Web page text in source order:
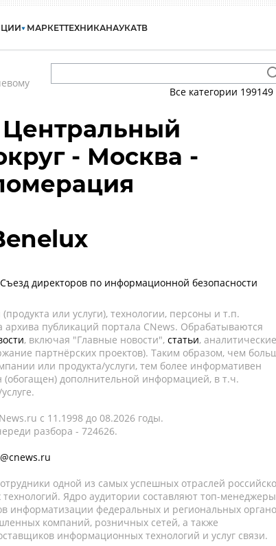
МАРКЕТТЕХНИКАНАУКАТВ
Все категории 199149
- Москва -
директоров по информационной безопасности
или услуги), технологии, персоны и т.п.
архива публикаций портала CNews. Обрабатываются
, включая "Главные новости", статьи, аналитические
партнёрских проектов). Таким образом, чем
или продукта/услуги, тем более информативен
дополнительной информацией, в т.ч.
c 11.1998 до 08.2026 годы.
разбора - 724626.
одной из самых успешных отраслей
Ядро аудитории составляют топ-
информатизации федеральных и региональных
компаний, розничных сетей, а также
информационных технологий и услуг связи.